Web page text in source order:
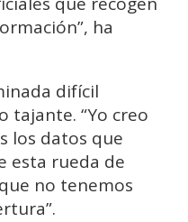
ha
difícil
tajante. “Yo creo
los datos que
esta rueda de
no tenemos